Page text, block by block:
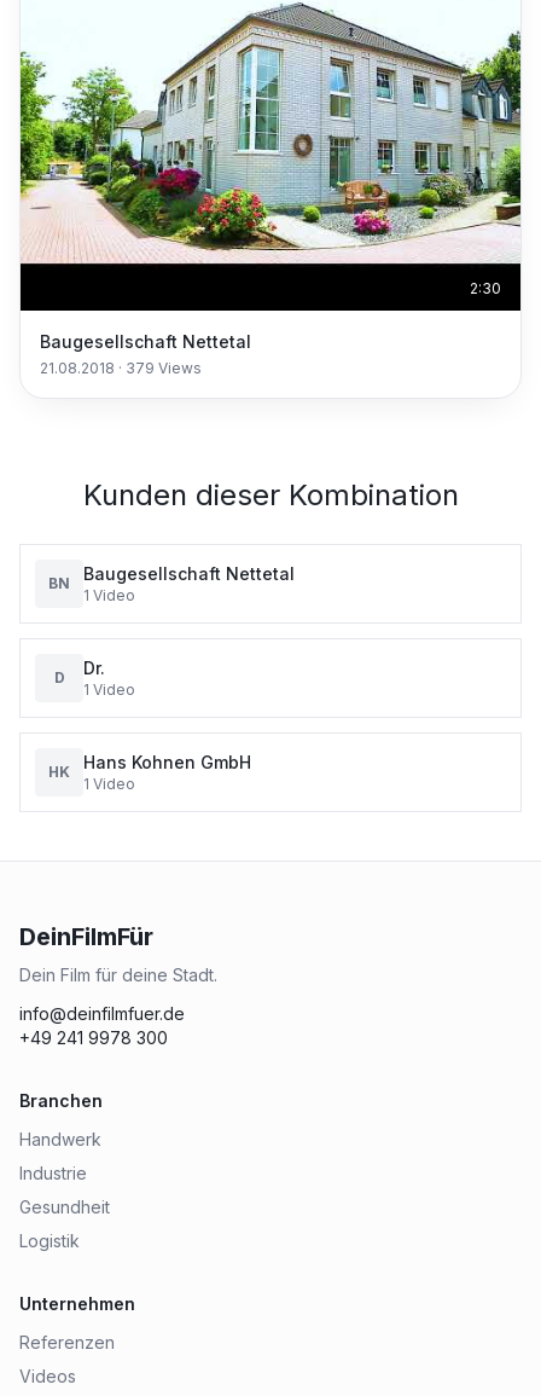
2:30
Baugesellschaft Nettetal
21.08.2018 · 379 Views
Kunden dieser Kombination
BN Baugesellschaft Nettetal
1 Video
D Dr.
1 Video
HK Hans Kohnen GmbH
1 Video
DeinFilmFür
Dein Film für deine Stadt.
info@deinfilmfuer.de
+49 241 9978 300
Branchen
Handwerk
Industrie
Gesundheit
Logistik
Unternehmen
Referenzen
Videos